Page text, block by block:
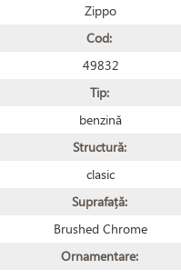
Zippo
Cod:
49832
Tip:
benzină
Structură:
clasic
Suprafață:
Brushed Chrome
Ornamentare: